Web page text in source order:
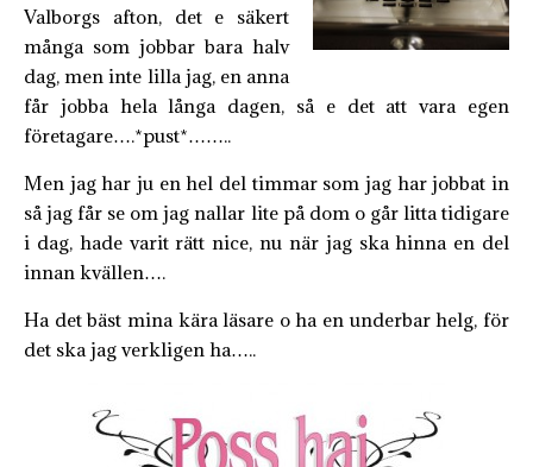
Valborgs afton, det e säkert
många som jobbar bara halv
dag, men inte lilla jag, en anna
får jobba hela långa dagen, så e det att vara egen
företagare….*pust*……..
Men jag har ju en hel del timmar som jag har jobbat in
så jag får se om jag nallar lite på dom o går litta tidigare
i dag, hade varit rätt nice, nu när jag ska hinna en del
innan kvällen….
Ha det bäst mina kära läsare o ha en underbar helg, för
det ska jag verkligen ha…..